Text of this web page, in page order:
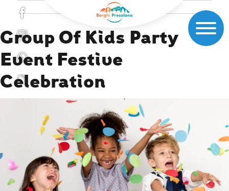
Group Of Kids Party
Event Festive
Celebration